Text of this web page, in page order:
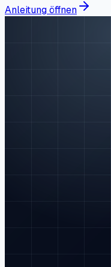
Anleitung öffnen